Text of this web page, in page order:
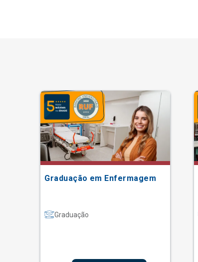
Graduação em Enfermagem
Graduação